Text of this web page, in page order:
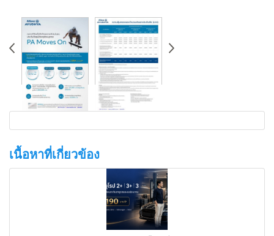
เนื้อหาที่เกี่ยวข้อง